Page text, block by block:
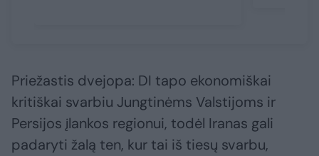
Priežastis dvejopa: DI tapo ekonomiškai
kritiškai svarbiu Jungtinėms Valstijoms ir
Persijos įlankos regionui, todėl Iranas gali
padaryti žalą ten, kur tai iš tiesų svarbu,